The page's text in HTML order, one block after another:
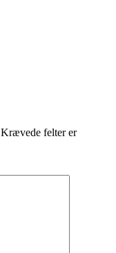
Krævede felter er